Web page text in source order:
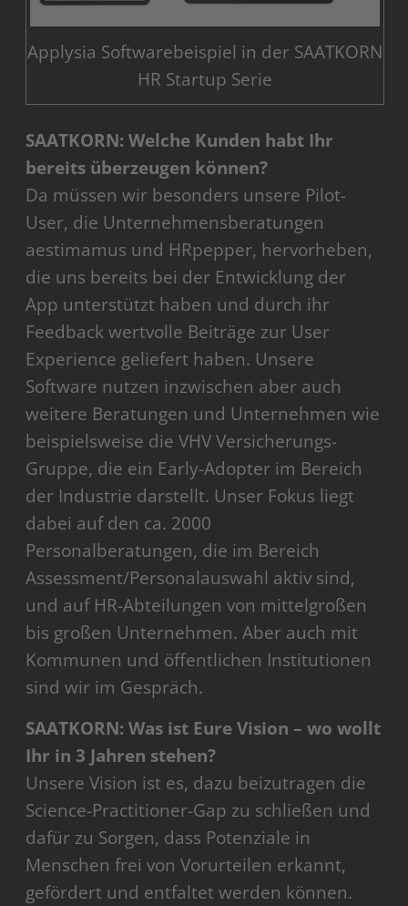
Applysia Softwarebeispiel in der SAATKORN
HR Startup Serie
SAATKORN: Welche Kunden habt Ihr
bereits überzeugen können?
Da müssen wir besonders unsere Pilot-
User, die Unternehmensberatungen
aestimamus und HRpepper, hervorheben,
die uns bereits bei der Entwicklung der
App unterstützt haben und durch ihr
Feedback wertvolle Beiträge zur User
Experience geliefert haben. Unsere
Software nutzen inzwischen aber auch
weitere Beratungen und Unternehmen wie
beispielsweise die VHV Versicherungs-
Gruppe, die ein Early-Adopter im Bereich
der Industrie darstellt. Unser Fokus liegt
dabei auf den ca. 2000
Personalberatungen, die im Bereich
Assessment/Personalauswahl aktiv sind,
und auf HR-Abteilungen von mittelgroßen
bis großen Unternehmen. Aber auch mit
Kommunen und öffentlichen Institutionen
sind wir im Gespräch.
SAATKORN: Was ist Eure Vision – wo wollt
Ihr in 3 Jahren stehen?
Unsere Vision ist es, dazu beizutragen die
Science-Practitioner-Gap zu schließen und
dafür zu Sorgen, dass Potenziale in
Menschen frei von Vorurteilen erkannt,
gefördert und entfaltet werden können.